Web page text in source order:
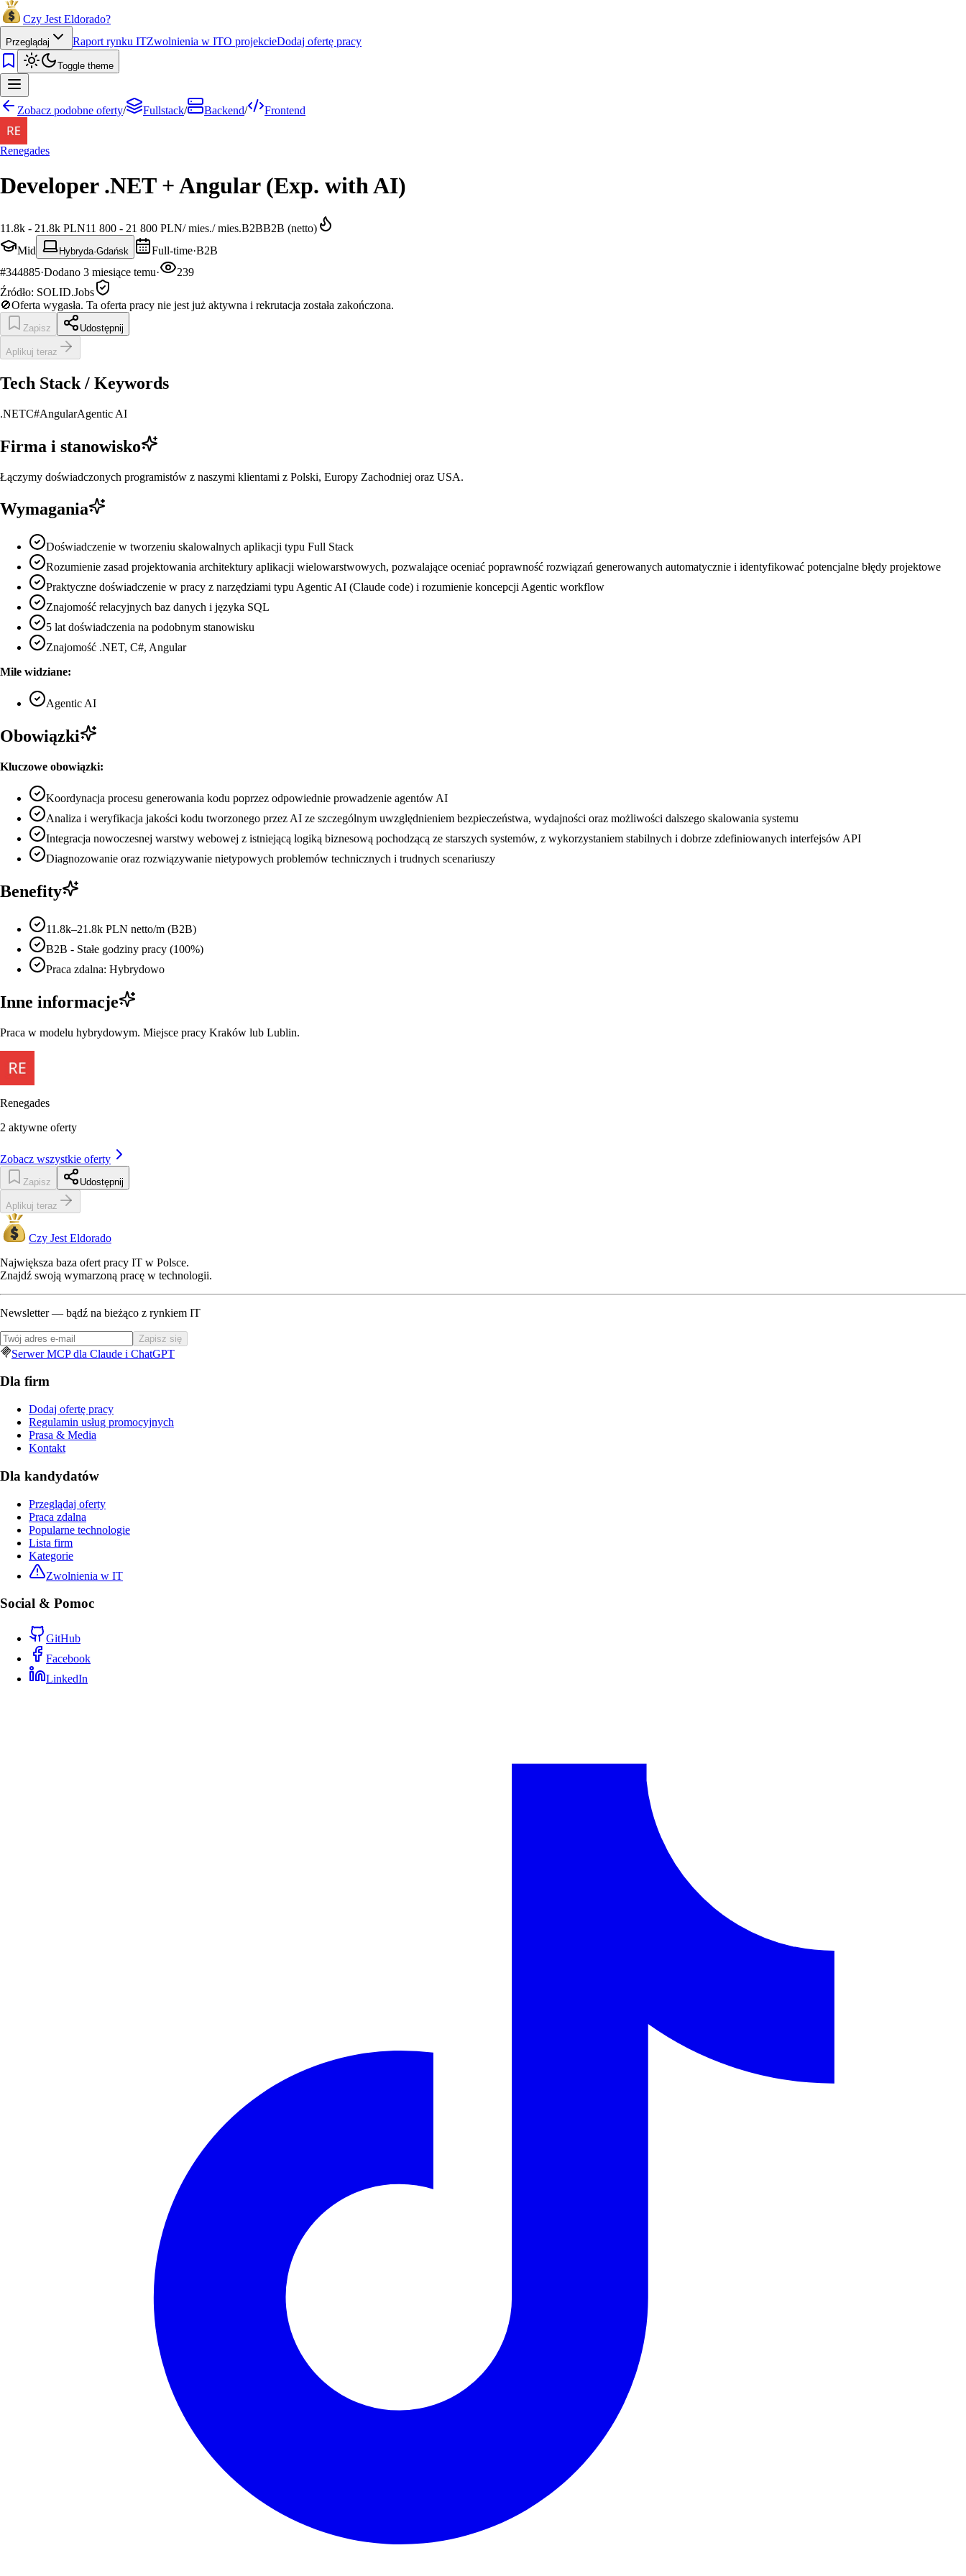
Czy Jest Eldorado?
Przeglądaj Raport rynku ITZwolnienia w ITO projekcieDodaj ofertę pracy
Toggle theme
Zobacz podobne oferty/ Fullstack/ Backend/ Frontend
Renegades
Developer .NET + Angular (Exp. with AI)
11.8k - 21.8k PLN11 800 - 21 800 PLN/mies./mies.B2BB2B (netto)
Mid
Hybryda·Gdańsk Full-time·B2B
#344885·Dodano 3 miesiące temu·
239
Źródło: SOLID.Jobs
🚫Oferta wygasła. Ta oferta pracy nie jest już aktywna i rekrutacja została zakończona.
Zapisz Udostępnij
Aplikuj teraz
Tech Stack / Keywords
.NETC#AngularAgentic AI
Firma i stanowisko
Łączymy doświadczonych programistów z naszymi klientami z Polski, Europy Zachodniej oraz USA.
Wymagania
Doświadczenie w tworzeniu skalowalnych aplikacji typu Full Stack
Rozumienie zasad projektowania architektury aplikacji wielowarstwowych, pozwalające oceniać poprawność rozwiązań generowanych automatycznie i identyfikować potencjalne błędy projektowe
Praktyczne doświadczenie w pracy z narzędziami typu Agentic AI (Claude code) i rozumienie koncepcji Agentic workflow
Znajomość relacyjnych baz danych i języka SQL
5 lat doświadczenia na podobnym stanowisku
Znajomość .NET, C#, Angular
Mile widziane:
Agentic AI
Obowiązki
Kluczowe obowiązki:
Koordynacja procesu generowania kodu poprzez odpowiednie prowadzenie agentów AI
Analiza i weryfikacja jakości kodu tworzonego przez AI ze szczególnym uwzględnieniem bezpieczeństwa, wydajności oraz możliwości dalszego skalowania systemu
Integracja nowoczesnej warstwy webowej z istniejącą logiką biznesową pochodzącą ze starszych systemów, z wykorzystaniem stabilnych i dobrze zdefiniowanych interfejsów API
Diagnozowanie oraz rozwiązywanie nietypowych problemów technicznych i trudnych scenariuszy
Benefity
11.8k–21.8k PLN netto/m (B2B)
B2B - Stałe godziny pracy (100%)
Praca zdalna: Hybrydowo
Inne informacje
Praca w modelu hybrydowym. Miejsce pracy Kraków lub Lublin.
Renegades
2 aktywne oferty
Zobacz wszystkie oferty
Zapisz Udostępnij
Aplikuj teraz
Czy Jest Eldorado
Największa baza ofert pracy IT w Polsce.
Znajdź swoją wymarzoną pracę w technologii.
Newsletter — bądź na bieżąco z rynkiem IT
Zapisz się
Serwer MCP dla Claude i ChatGPT
Dla firm
Dodaj ofertę pracy
Regulamin usług promocyjnych
Prasa & Media
Kontakt
Dla kandydatów
Przeglądaj oferty
Praca zdalna
Popularne technologie
Lista firm
Kategorie
Zwolnienia w IT
Social & Pomoc
GitHub
Facebook
LinkedIn